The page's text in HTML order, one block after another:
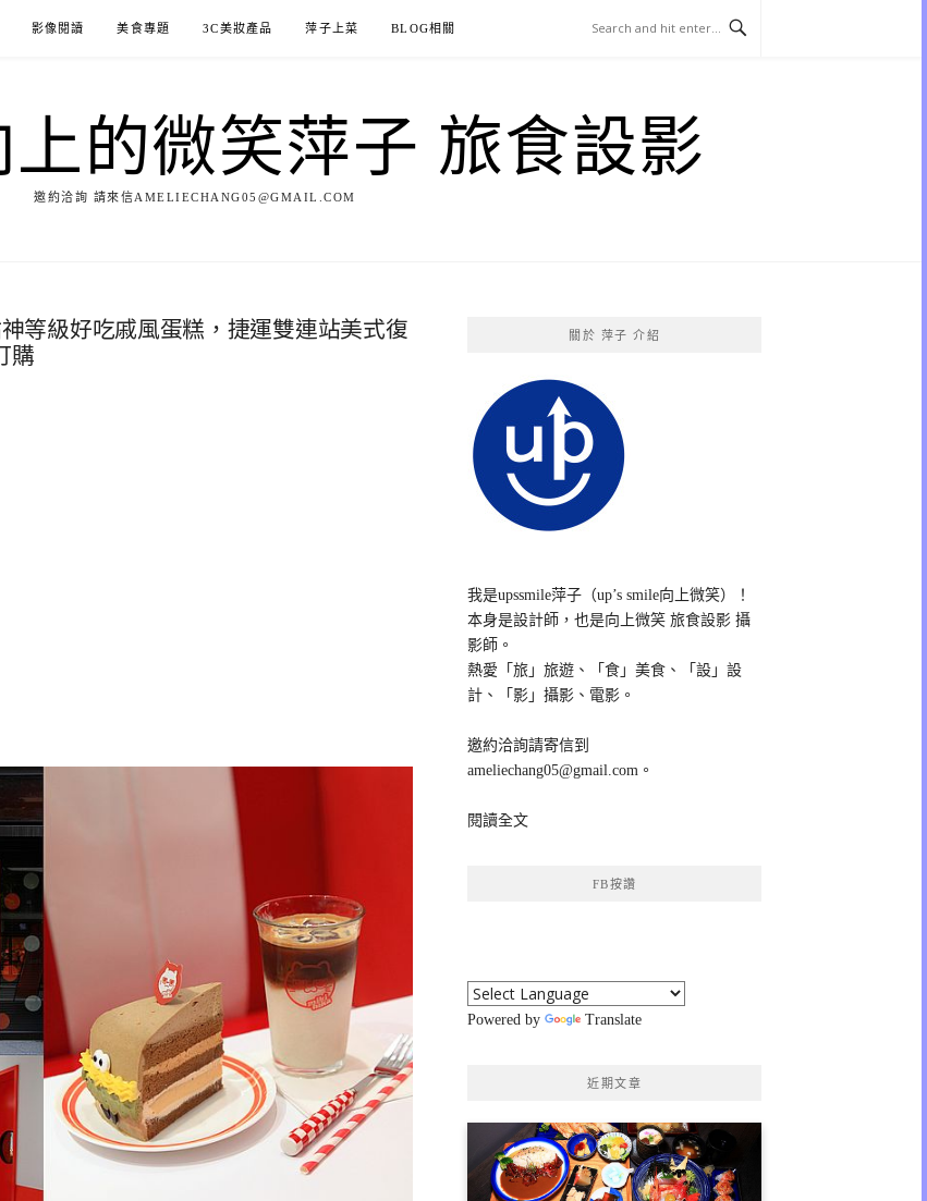
影像閱讀 美食專題 3C美妝產品 萍子上菜 BLOG相關
上的微笑萍子 旅食設影
邀約洽詢 請來信AMELIECHANG05@GMAIL.COM
等級好吃戚風蛋糕，捷運雙連站美式復
購
關於 萍子 介紹
我是upssmile萍子（up’s smile向上微笑）！
本身是設計師，也是向上微笑 旅食設影 攝
影師。
熱愛「旅」旅遊、「食」美食、「設」設
計、「影」攝影、電影。
邀約洽詢請寄信到
ameliechang05@gmail.com。
閱讀全文
FB按讚
Powered by Translate
近期文章